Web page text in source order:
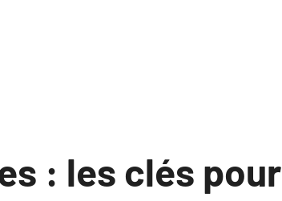
: les clés pour